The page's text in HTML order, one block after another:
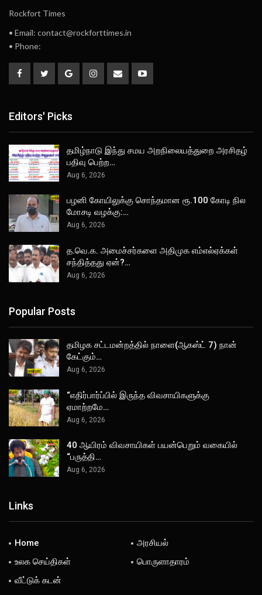
Rockfort Times
• Email: contact@rockforttimes.in
• Phone:
Editors' Picks
தமிழ்நாடு இந்து சமய அறநிலையத்துறை அரசிதழ்
பதிவு பெற்ற…
Aug 6, 2026
பழனி கோயிலுக்கு சொந்தமான ரூ.100 கோடி நில
மோசடி வழக்கு:…
Aug 6, 2026
த.வெ.க. அமைச்சர்களை அதிமுக எம்எல்ஏக்கள்
சந்தித்தது ஏன்?…
Aug 6, 2026
Popular Posts
தமிழக சட்டமன்றத்தில் நாளை(ஆகஸ்ட் 7) நான்
கேட்கும்…
Aug 6, 2026
“எதிர்பார்ப்பில் இருந்த விவசாயிகளுக்கு
ஏமாற்றமே…
Aug 6, 2026
40 ஆயிரம் விவசாயிகள் பயன்பெறும் வகையில்
“பருத்தி…
Aug 6, 2026
Links
Home
அரசியல்
உலக செய்திகள்
பொருளாதாரம்
வீட்டுக் கடன்